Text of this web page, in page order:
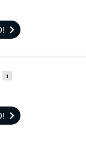
i